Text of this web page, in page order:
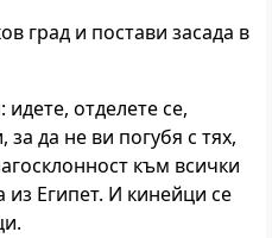
град и постави засада в
отделете се,
да не ви погубя с тях,
към всички
из Египет. И кинейци се